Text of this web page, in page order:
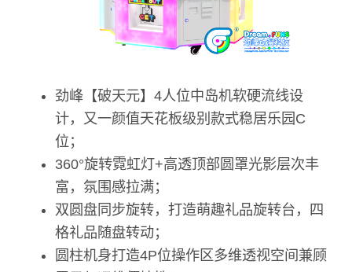
劲峰【破天元】4人位中岛机软硬流线设
计，又一颜值天花板级别款式稳居乐园C
位；
360°旋转霓虹灯+高透顶部圆罩光影层次丰
富，氛围感拉满；
双圆盘同步旋转，打造萌趣礼品旋转台，四
格礼品随盘转动；
圆柱机身打造4P位操作区多维透视空间兼顾